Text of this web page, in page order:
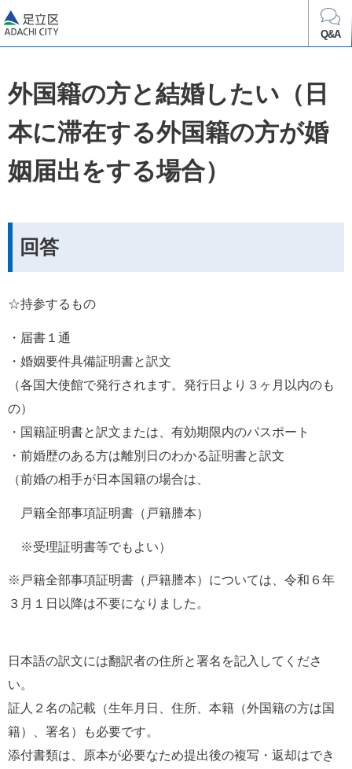
Q&A
外国籍の方と結婚したい（日
本に滞在する外国籍の方が婚
姻届出をする場合）
回答
☆持参するもの
・届書１通
・婚姻要件具備証明書と訳文
（各国大使館で発行されます。発行日より３ヶ月以内のも
の）
・国籍証明書と訳文または、有効期限内のパスポート
・前婚歴のある方は離別日のわかる証明書と訳文
（前婚の相手が日本国籍の場合は、
戸籍全部事項証明書（戸籍謄本）
※受理証明書等でもよい）
※戸籍全部事項証明書（戸籍謄本）については、令和６年
３月１日以降は不要になりました。
日本語の訳文には翻訳者の住所と署名を記入してくださ
い。
証人２名の記載（生年月日、住所、本籍（外国籍の方は国
籍）、署名）も必要です。
添付書類は、原本が必要なため提出後の複写・返却はでき